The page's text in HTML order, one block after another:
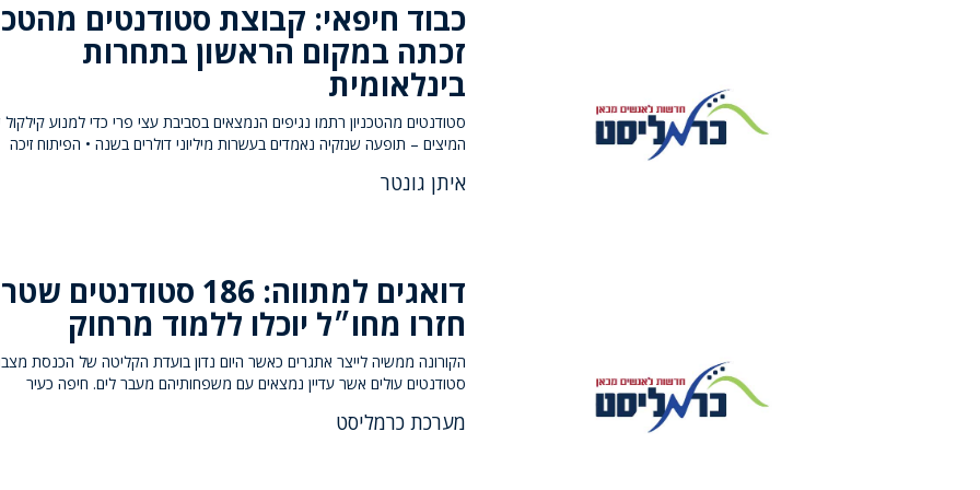
כבוד חיפאי: קבוצת סטודנטים
זכתה במקום הראשון בתחרות
בינלאומית
סטודנטים מהטכניון רתמו נגיפים הנמצאים בסביבת עצי פרי כדי למנוע
המיצים – תופעה שנזקיה נאמדים בעשרות מיליוני דולרים בשנה • הפיתוח זיכה
איתן גונטר
דואגים למתווה: 186 סטודנטים
חזרו מחו״ל יוכלו ללמוד מרחוק
הקורונה ממשיה לייצר אתגרים כאשר היום נדון בועדת הקליטה של הכנסת
סטודנטים עולים אשר עדיין נמצאים עם משפחותיהם מעבר לים. חיפה כעיר
מערכת כרמליסט